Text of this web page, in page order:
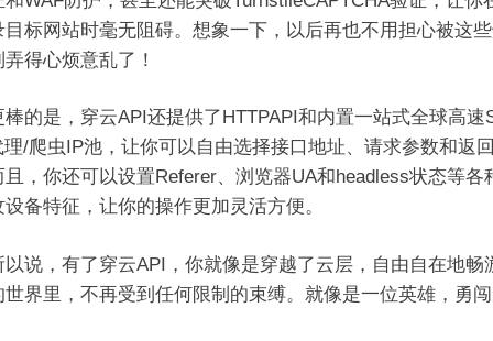
目标网站时毫无阻碍。想象一下，以后再也不用担心被这
得心烦意乱了！
是，穿云API还提供了HTTPAPI和内置一站式全球高速
理/爬虫IP池，让你可以自由选择接口地址、请求参数和返
且，你还可以设置Referer、浏览器UA和headless状态等各
备特征，让你的操作更加灵活方便。
，有了穿云API，你就像是穿越了云层，自由自在地畅
世界里，不再受到任何限制的束缚。就像是一位英雄，勇